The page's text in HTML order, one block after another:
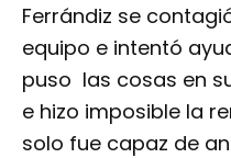
Ferrándiz se
equipo e intentó
puso las cosas en
e hizo imposible la
solo fue capaz de